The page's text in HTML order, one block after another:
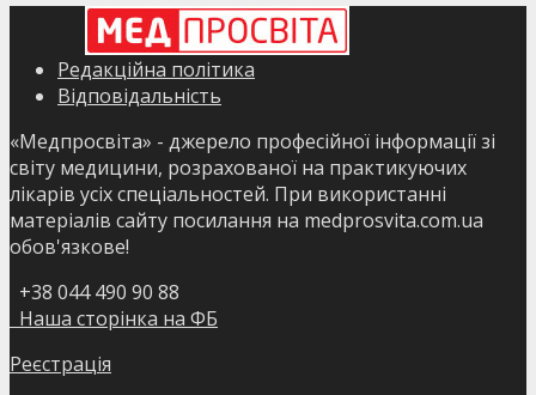
Редакційна політика
Відповідальність
«Медпросвіта» - джерело професійної інформації зі
світу медицини, розрахованої на практикуючих
лікарів усіх спеціальностей. При використанні
матеріалів сайту посилання на medprosvita.com.ua
обов'язкове!
+38 044 490 90 88
Наша сторінка на ФБ
Реєстрація